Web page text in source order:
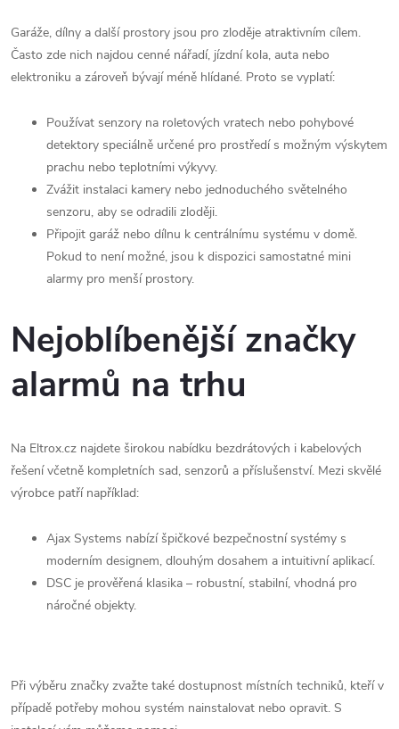
Garáže, dílny a další prostory jsou pro zloděje atraktivním cílem.
Často zde nich najdou cenné nářadí, jízdní kola, auta nebo
elektroniku a zároveň bývají méně hlídané. Proto se vyplatí:
Používat senzory na roletových vratech nebo pohybové
detektory speciálně určené pro prostředí s možným výskytem
prachu nebo teplotními výkyvy.
Zvážit instalaci kamery nebo jednoduchého světelného
senzoru, aby se odradili zloději.
Připojit garáž nebo dílnu k centrálnímu systému v domě.
Pokud to není možné, jsou k dispozici samostatné mini
alarmy pro menší prostory.
Nejoblíbenější značky
alarmů na trhu
Na Eltrox.cz najdete širokou nabídku bezdrátových i kabelových
řešení včetně kompletních sad, senzorů a příslušenství. Mezi skvělé
výrobce patří například:
Ajax Systems nabízí špičkové bezpečnostní systémy s
moderním designem, dlouhým dosahem a intuitivní aplikací.
DSC je prověřená klasika – robustní, stabilní, vhodná pro
náročné objekty.
Při výběru značky zvažte také dostupnost místních techniků, kteří v
případě potřeby mohou systém nainstalovat nebo opravit. S